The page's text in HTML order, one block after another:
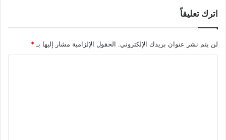
اترك تعليقاً
لن يتم نشر عنوان بريدك الإلكتروني. الحقول الإلزامية مشار إليها بـ*